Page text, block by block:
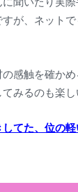
が、ネット
感触を確か
みるのも楽し
てた、位の